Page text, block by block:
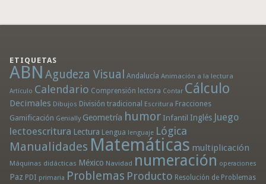
ETIQUETAS
ABN Agudeza Visual Andalucía Animación a la lectura
Artículo Calendario Comprensión lectora Contar Cálculo
Decimales Dibujos División tradicional Escritura Fracciones
Gamificación Genially Geometría humor Infantil Inglés Juego
lectoescritura Lectura Lengua lenguaje Lógica
Manualidades Matemáticas multiplicación
Máquinas didácticas México Navidad numeración operaciones
Paz PDI primaria Problemas Producto Resolución de Problemas